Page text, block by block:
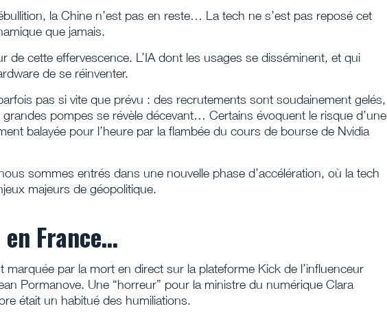
la Chine n’est pas en reste… La tech ne s’est pas reposé cet
que jamais.
de cette effervescence. L’IA dont les usages se disséminent, et qui
de se réinventer.
pas si vite que prévu : des recrutements sont soudainement gelés,
pompes se révèle décevant… Certains évoquent le risque d’une
balayée pour l’heure par la flambée du cours de bourse de Nvidia
sommes entrés dans une nouvelle phase d’accélération, où la tech
majeurs de géopolitique.
France…
marquée par la mort en direct sur la plateforme Kick de l’influenceur
Pormanove. Une “horreur” pour la ministre du numérique Clara
était un habitué des humiliations.